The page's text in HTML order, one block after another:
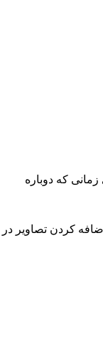
که دوباره
کردن تصاویر در